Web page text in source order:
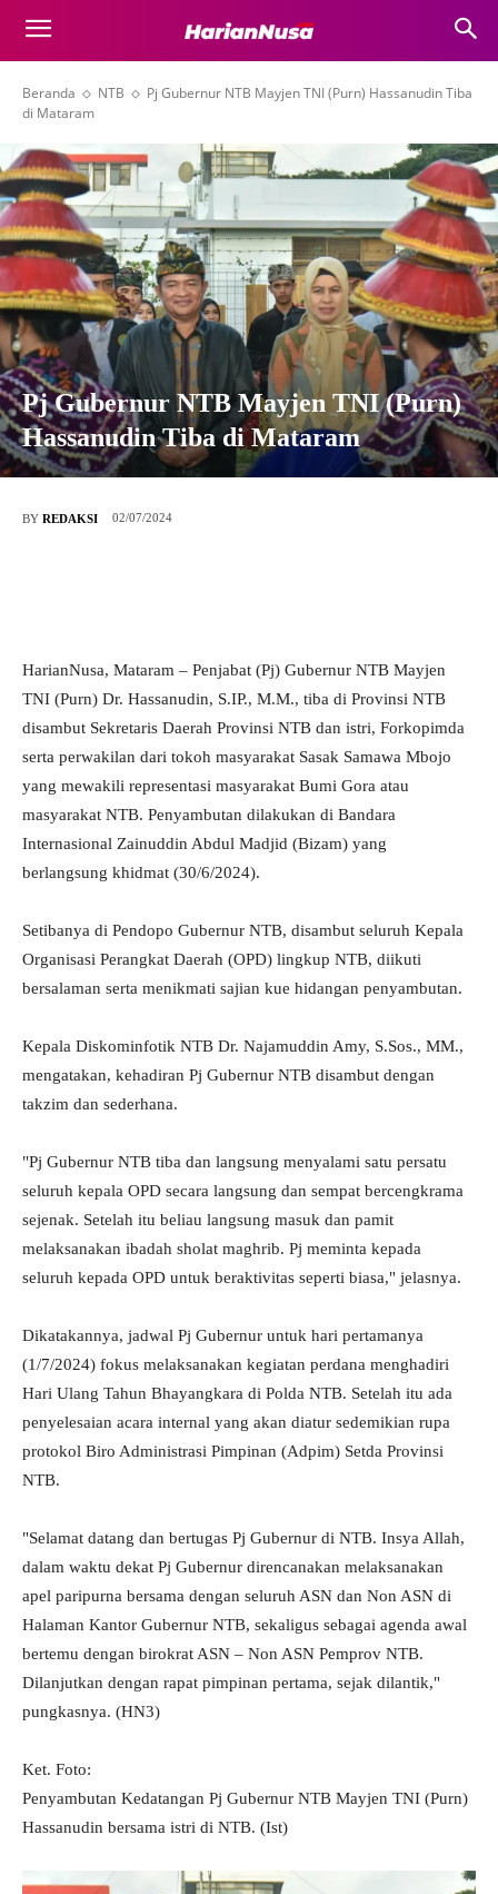
Beranda NTB
Pj Gubernur NTB Mayjen TNI (Purn) Hassanudin Tiba
di Mataram
Pj Gubernur NTB Mayjen TNI (Purn)
Hassanudin Tiba di Mataram
BY REDAKSI 02/07/2024
HarianNusa, Mataram – Penjabat (Pj) Gubernur NTB Mayjen
TNI (Purn) Dr. Hassanudin, S.IP., M.M., tiba di Provinsi NTB
disambut Sekretaris Daerah Provinsi NTB dan istri, Forkopimda
serta perwakilan dari tokoh masyarakat Sasak Samawa Mbojo
yang mewakili representasi masyarakat Bumi Gora atau
masyarakat NTB. Penyambutan dilakukan di Bandara
Internasional Zainuddin Abdul Madjid (Bizam) yang
berlangsung khidmat (30/6/2024).
Setibanya di Pendopo Gubernur NTB, disambut seluruh Kepala
Organisasi Perangkat Daerah (OPD) lingkup NTB, diikuti
bersalaman serta menikmati sajian kue hidangan penyambutan.
Kepala Diskominfotik NTB Dr. Najamuddin Amy, S.Sos., MM.,
mengatakan, kehadiran Pj Gubernur NTB disambut dengan
takzim dan sederhana.
"Pj Gubernur NTB tiba dan langsung menyalami satu persatu
seluruh kepala OPD secara langsung dan sempat bercengkrama
sejenak. Setelah itu beliau langsung masuk dan pamit
melaksanakan ibadah sholat maghrib. Pj meminta kepada
seluruh kepada OPD untuk beraktivitas seperti biasa," jelasnya.
Dikatakannya, jadwal Pj Gubernur untuk hari pertamanya
(1/7/2024) fokus melaksanakan kegiatan perdana menghadiri
Hari Ulang Tahun Bhayangkara di Polda NTB. Setelah itu ada
penyelesaian acara internal yang akan diatur sedemikian rupa
protokol Biro Administrasi Pimpinan (Adpim) Setda Provinsi
NTB.
"Selamat datang dan bertugas Pj Gubernur di NTB. Insya Allah,
dalam waktu dekat Pj Gubernur direncanakan melaksanakan
apel paripurna bersama dengan seluruh ASN dan Non ASN di
Halaman Kantor Gubernur NTB, sekaligus sebagai agenda awal
bertemu dengan birokrat ASN – Non ASN Pemprov NTB.
Dilanjutkan dengan rapat pimpinan pertama, sejak dilantik,"
pungkasnya. (HN3)
Ket. Foto:
Penyambutan Kedatangan Pj Gubernur NTB Mayjen TNI (Purn)
Hassanudin bersama istri di NTB. (Ist)